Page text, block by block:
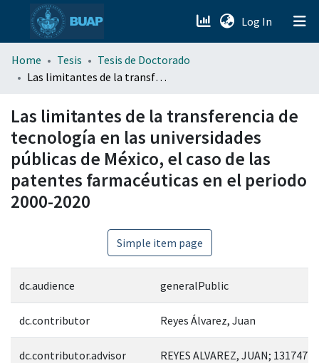
Log In (current)
menu.section.about_menu
Home Tesis
Tesis de Doctorado
Las limitantes de la transferencia de tecnología en las universidades públicas de México, el caso de las patentes farmacéuticas en el periodo 2000-2020
Las limitantes de la transferencia de
tecnología en las universidades
públicas de México, el caso de las
patentes farmacéuticas en el periodo
2000-2020
Simple item page
dc.audience generalPublic
dc.contributor Reyes Álvarez, Juan
dc.contributor.advisor REYES ALVAREZ, JUAN; 131747